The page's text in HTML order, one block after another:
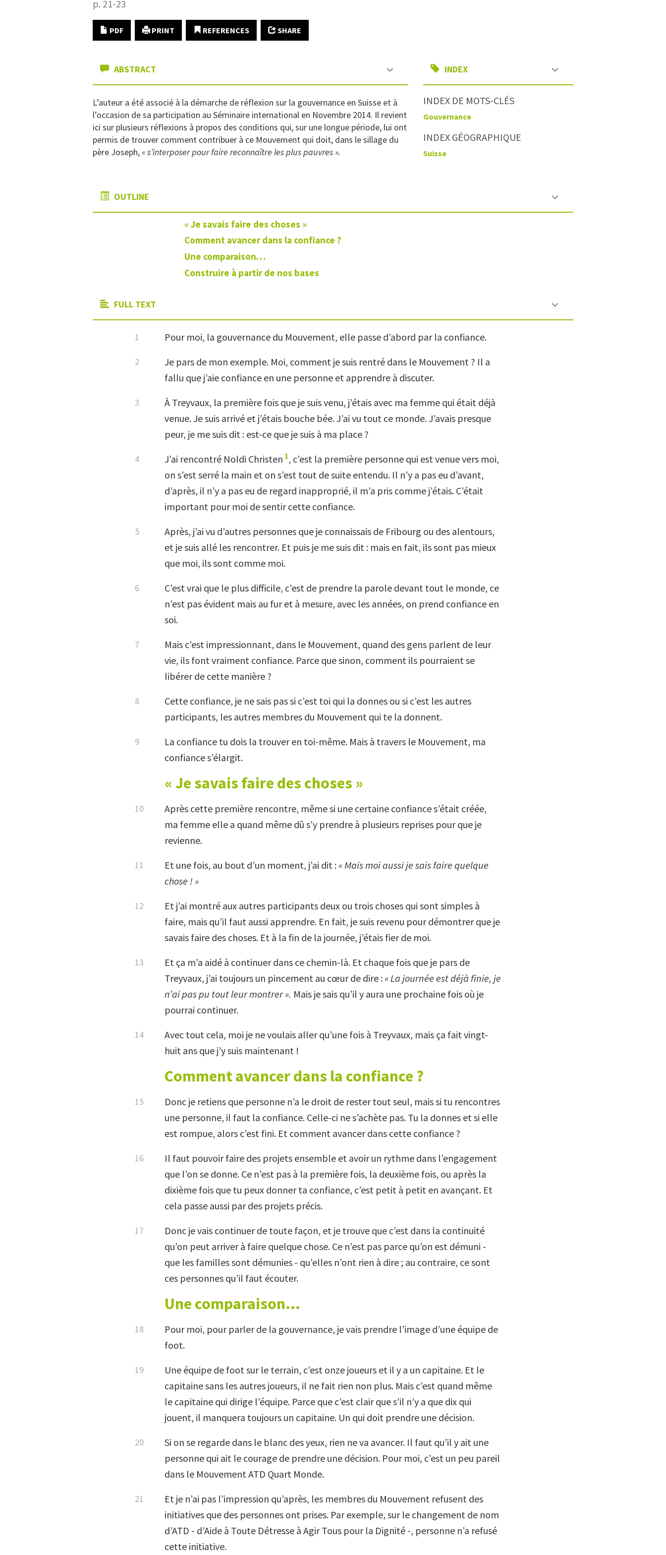
p. 21-23
PDF PRINT REFERENCES SHARE
ABSTRACT
L’auteur a été associé à la démarche de réflexion sur la gouvernance en Suisse et à
l’occasion de sa participation au Séminaire international en Novembre 2014. Il revient
ici sur plusieurs réflexions à propos des conditions qui, sur une longue période, lui ont
permis de trouver comment contribuer à ce Mouvement qui doit, dans le sillage du
père Joseph,« s’interposer pour faire reconnaître les plus pauvres ».
INDEX
INDEX DE MOTS-CLÉS
Gouvernance
INDEX GÉOGRAPHIQUE
Suisse
OUTLINE
« Je savais faire des choses »
Comment avancer dans la confiance ?
Une comparaison…
Construire à partir de nos bases
FULL TEXT
Pour moi, la gouvernance du Mouvement, elle passe d’abord par la confiance.
Je pars de mon exemple. Moi, comment je suis rentré dans le Mouvement ? Il a
fallu que j’aie confiance en une personne et apprendre à discuter.
À Treyvaux, la première fois que je suis venu, j’étais avec ma femme qui était déjà
venue. Je suis arrivé et j’étais bouche bée. J’ai vu tout ce monde. J’avais presque
peur, je me suis dit : est-ce que je suis à ma place ?
J’ai rencontré Noldi Christen 1, c’est la première personne qui est venue vers moi,
on s’est serré la main et on s’est tout de suite entendu. Il n’y a pas eu d’avant,
d’après, il n’y a pas eu de regard inapproprié, il m’a pris comme j’étais. C’était
important pour moi de sentir cette confiance.
Après, j’ai vu d’autres personnes que je connaissais de Fribourg ou des alentours,
et je suis allé les rencontrer. Et puis je me suis dit : mais en fait, ils sont pas mieux
que moi, ils sont comme moi.
C’est vrai que le plus difficile, c’est de prendre la parole devant tout le monde, ce
n’est pas évident mais au fur et à mesure, avec les années, on prend confiance en
soi.
Mais c’est impressionnant, dans le Mouvement, quand des gens parlent de leur
vie, ils font vraiment confiance. Parce que sinon, comment ils pourraient se
libérer de cette manière ?
Cette confiance, je ne sais pas si c’est toi qui la donnes ou si c’est les autres
participants, les autres membres du Mouvement qui te la donnent.
La confiance tu dois la trouver en toi-même. Mais à travers le Mouvement, ma
confiance s’élargit.
« Je savais faire des choses »
Après cette première rencontre, même si une certaine confiance s’était créée,
ma femme elle a quand même dû s’y prendre à plusieurs reprises pour que je
revienne.
Et une fois, au bout d’un moment, j’ai dit : « Mais moi aussi je sais faire quelque
chose ! »
Et j’ai montré aux autres participants deux ou trois choses qui sont simples à
faire, mais qu’il faut aussi apprendre. En fait, je suis revenu pour démontrer que je
savais faire des choses. Et à la fin de la journée, j’étais fier de moi.
Et ça m’a aidé à continuer dans ce chemin-là. Et chaque fois que je pars de
Treyvaux, j’ai toujours un pincement au cœur de dire : « La journée est déjà finie, je
n’ai pas pu tout leur montrer ». Mais je sais qu’il y aura une prochaine fois où je
pourrai continuer.
Avec tout cela, moi je ne voulais aller qu’une fois à Treyvaux, mais ça fait vingt-
huit ans que j’y suis maintenant !
Comment avancer dans la confiance ?
Donc je retiens que personne n’a le droit de rester tout seul, mais si tu rencontres
une personne, il faut la confiance. Celle-ci ne s’achète pas. Tu la donnes et si elle
est rompue, alors c’est fini. Et comment avancer dans cette confiance ?
Il faut pouvoir faire des projets ensemble et avoir un rythme dans l’engagement
que l’on se donne. Ce n’est pas à la première fois, la deuxième fois, ou après la
dixième fois que tu peux donner ta confiance, c’est petit à petit en avançant. Et
cela passe aussi par des projets précis.
Donc je vais continuer de toute façon, et je trouve que c’est dans la continuité
qu’on peut arriver à faire quelque chose. Ce n’est pas parce qu’on est démuni -
que les familles sont démunies - qu’elles n’ont rien à dire ; au contraire, ce sont
ces personnes qu’il faut écouter.
Une comparaison…
Pour moi, pour parler de la gouvernance, je vais prendre l’image d’une équipe de
foot.
Une équipe de foot sur le terrain, c’est onze joueurs et il y a un capitaine. Et le
capitaine sans les autres joueurs, il ne fait rien non plus. Mais c’est quand même
le capitaine qui dirige l’équipe. Parce que c’est clair que s’il n’y a que dix qui
jouent, il manquera toujours un capitaine. Un qui doit prendre une décision.
Si on se regarde dans le blanc des yeux, rien ne va avancer. Il faut qu’il y ait une
personne qui ait le courage de prendre une décision. Pour moi, c’est un peu pareil
dans le Mouvement ATD Quart Monde.
Et je n’ai pas l’impression qu’après, les membres du Mouvement refusent des
initiatives que des personnes ont prises. Par exemple, sur le changement de nom
d’ATD - d’Aide à Toute Détresse à Agir Tous pour la Dignité -, personne n’a refusé
cette initiative.